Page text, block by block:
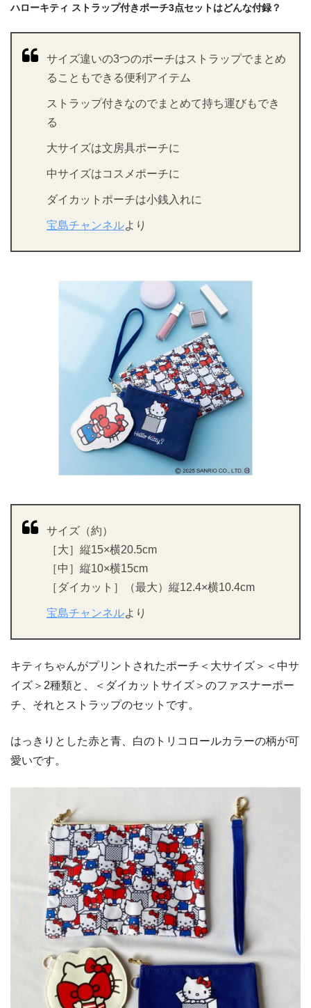
ハローキティ ストラップ付きポーチ3点セットはどんな付録？
サイズ違いの3つのポーチはストラップでまとめ
ることもできる便利アイテム
ストラップ付きなのでまとめて持ち運びもでき
る
大サイズは文房具ポーチに
中サイズはコスメポーチに
ダイカットポーチは小銭入れに
宝島チャンネルより
サイズ（約）
［大］縦15×横20.5cm
［中］縦10×横15cm
［ダイカット］（最大）縦12.4×横10.4cm
宝島チャンネルより
キティちゃんがプリントされたポーチ＜大サイズ＞＜中サ
イズ＞2種類と、＜ダイカットサイズ＞のファスナーポー
チ、それとストラップのセットです。
はっきりとした赤と青、白のトリコロールカラーの柄が可
愛いです。